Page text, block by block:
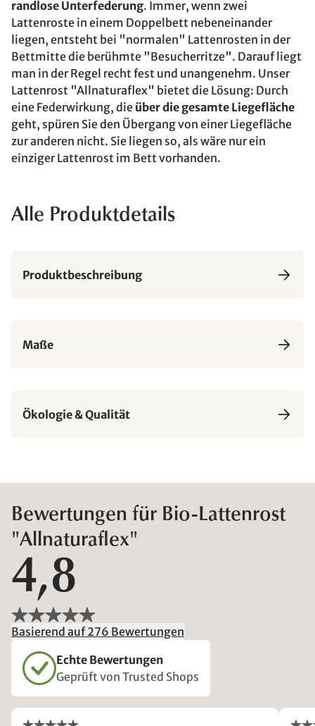
randlose Unterfederung. Immer, wenn zwei
Lattenroste in einem Doppelbett nebeneinander
liegen, entsteht bei "normalen" Lattenrosten in der
Bettmitte die berühmte "Besucherritze". Darauf liegt
man in der Regel recht fest und unangenehm. Unser
Lattenrost "Allnaturaflex" bietet die Lösung: Durch
eine Federwirkung, die über die gesamte Liegefläche
geht, spüren Sie den Übergang von einer Liegefläche
zur anderen nicht. Sie liegen so, als wäre nur ein
einziger Lattenrost im Bett vorhanden.
Alle Produktdetails
Produktbeschreibung
Maße
Ökologie & Qualität
Bewertungen für Bio-Lattenrost
"Allnaturaflex"
4,8
Basierend auf 276 Bewertungen
Echte Bewertungen
Geprüft von Trusted Shops